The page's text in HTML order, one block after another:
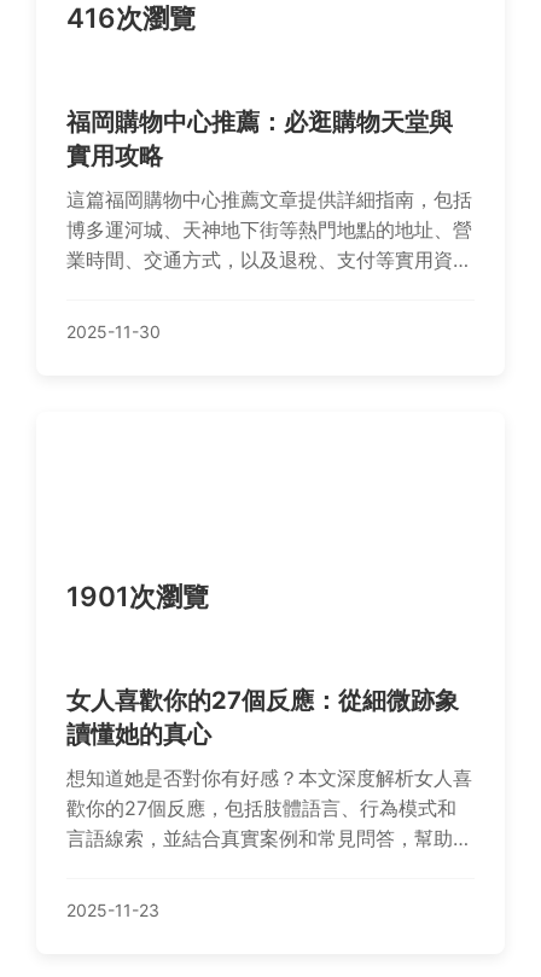
416次瀏覽
福岡購物中心推薦：必逛購物天堂與
實用攻略
這篇福岡購物中心推薦文章提供詳細指南，包括
博多運河城、天神地下街等熱門地點的地址、營
業時間、交通方式，以及退稅、支付等實用資
的購物中心，解決所有購物疑問。
2025-11-30
1901次瀏覽
女人喜歡你的27個反應：從細微跡象
讀懂她的真心
想知道她是否對你有好感？本文深度解析女人喜
歡你的27個反應，包括肢體語言、行為模式和
言語線索，並結合真實案例和常見問答，幫助你
戀愛自信。
2025-11-23